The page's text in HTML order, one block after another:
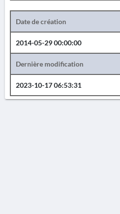
Date de création
2014-05-29 00:00:00
Dernière modification
2023-10-17 06:53:31